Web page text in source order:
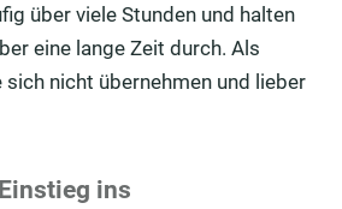
über viele Stunden und halten
eine lange Zeit durch. Als
nicht übernehmen und lieber
ins